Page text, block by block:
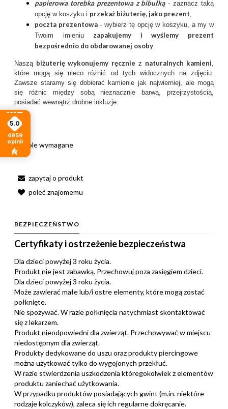
papierowa torebka prezentowa z bibułką- zaznacz taką
opcję w koszyku i przekaż biżuterię, jako prezent
poczta prezentowa- wybierz tę opcję w koszyku, a my w
Twoim imieniu zapakujemy i wyślemy prezent
bezpośrednio do obdarowanej osoby
Naszą biżuterię wykonujemy ręcznie z naturalnych kamieni
które mogą się nieco różnić od tych widocznych na zdjęciu.
Zawsze staramy się dobierać kamienie jak najwierniej, ale mogą
się różnic między sobą nieznacznie barwą, przejrzystością,
posiadać wewnątrz drobne inkluzje.
*- Pole wymagane
zapytaj o produkt
poleć znajomemu
BEZPIECZEŃSTWO
Certyfikaty i ostrzeżenie bezpieczeństwa
Dla dzieci powyżej 3 roku życia.
Produkt nie jest zabawką. Przechowuj poza zasięgiem dzieci.
Dla dzieci powyżej 3 roku życia.
Może zawierać małe lub/i ostre elementy, które mogą zostać
połknięte.
Nie spożywać. W razie połknięcia natychmiast skontaktować
się z lekarzem.
Produkt nieodpowiedni dla zwierząt. Przechowywać w miejscu
niedostępnym dla zwierząt.
Produkty dedykowane do uszu oraz produkty piercingowe
można użytkować tylko do wygojonych przekłuć.
W razie stwierdzenia uszkodzenia któregokolwiek z elementów
produktu zaniechać użytkowania.
W przypadku produktów posiadających gwint (m.in. niektóre
rodzaje kolczyków), zaleca się ich regularne dokręcanie.
5.0
4959
opinii